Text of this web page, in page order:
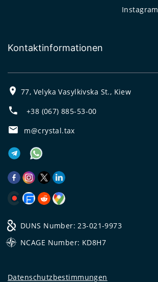
Instagram
Kontaktinformationen
77, Velyka Vasylkivska St., Kiew
+38 (067) 885-53-00
m@crystal.tax
DUNS Number: 23-021-9973
NCAGE Number: KD8H7
Datenschutzbestimmungen